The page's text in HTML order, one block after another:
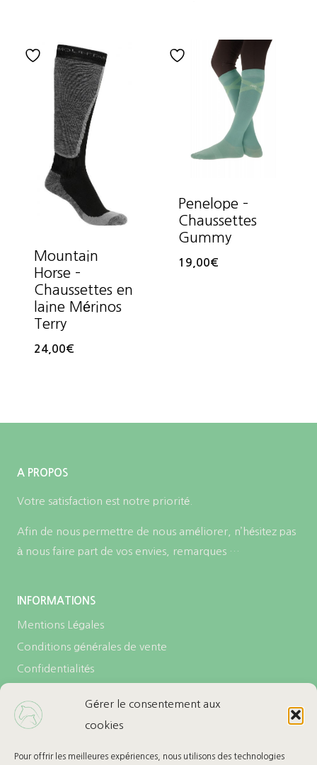
Gérer le consentement aux
cookies
Pour offrir les meilleures expériences, nous utilisons des technologies
Mountain
Horse –
Chaussettes en
laine Mérinos
Terry
24,00€
Penelope –
Chaussettes
Gummy
19,00€
A PROPOS
Votre satisfaction est notre priorité.
Afin de nous permettre de nous améliorer, n’hésitez pas
à nous faire part de vos envies, remarques …
INFORMATIONS
Mentions Légales
Conditions générales de vente
Confidentialités
LES + DE L’ECURIE
Carte cadeau